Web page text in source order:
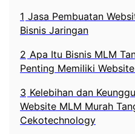
1 Jasa Pembuatan
Bisnis Jaringan
2 Apa Itu Bisnis MLM
Penting Memiliki
3 Kelebihan dan
Website MLM Murah
Cekotechnology